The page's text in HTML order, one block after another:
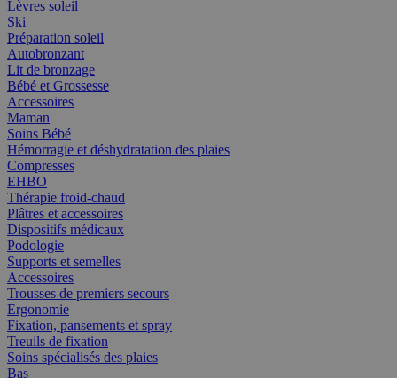
Lèvres soleil
Ski
Préparation soleil
Autobronzant
Lit de bronzage
Bébé et Grossesse
Accessoires
Maman
Soins Bébé
Hémorragie et déshydratation des plaies
Compresses
EHBO
Thérapie froid-chaud
Plâtres et accessoires
Dispositifs médicaux
Podologie
Supports et semelles
Accessoires
Trousses de premiers secours
Ergonomie
Fixation, pansements et spray
Treuils de fixation
Soins spécialisés des plaies
Bas